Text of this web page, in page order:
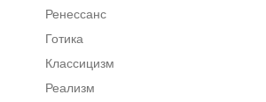
Ренессанс
Готика
Классицизм
Реализм